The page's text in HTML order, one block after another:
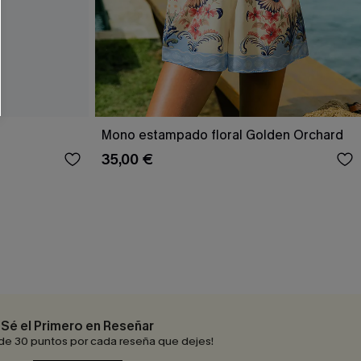
Mono estampado floral Golden Orchard
35,00 €
Sé el Primero en Reseñar
30 puntos por cada reseña que dejes!
formulario, usted acepta nuestros
, y además acepta recibir correos
de Cupshe en cualquier momento del
compra. Podemos utilizar la
y ofertas adaptados a su perfil.